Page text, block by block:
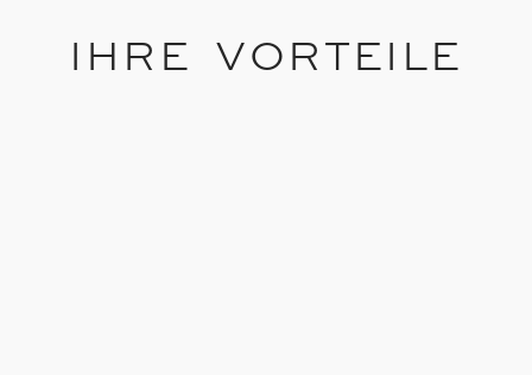
IHRE VORTEILE